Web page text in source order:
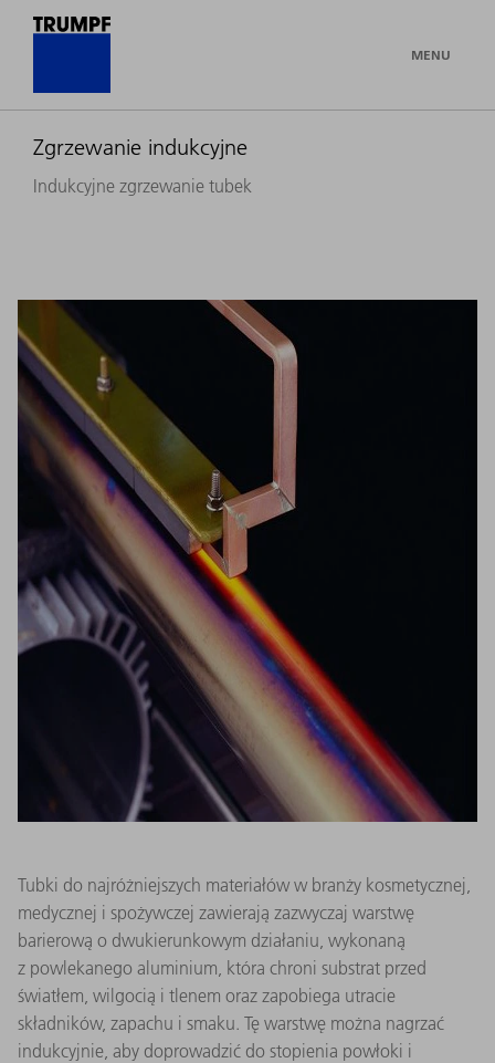
MENU
Zgrzewanie indukcyjne
Indukcyjne zgrzewanie tubek
Tubki do najróżniejszych materiałów w branży kosmetycznej,
medycznej i spożywczej zawierają zazwyczaj warstwę
barierową o dwukierunkowym działaniu, wykonaną
z powlekanego aluminium, która chroni substrat przed
światłem, wilgocią i tlenem oraz zapobiega utracie
składników, zapachu i smaku. Tę warstwę można nagrzać
indukcyjnie, aby doprowadzić do stopienia powłoki i